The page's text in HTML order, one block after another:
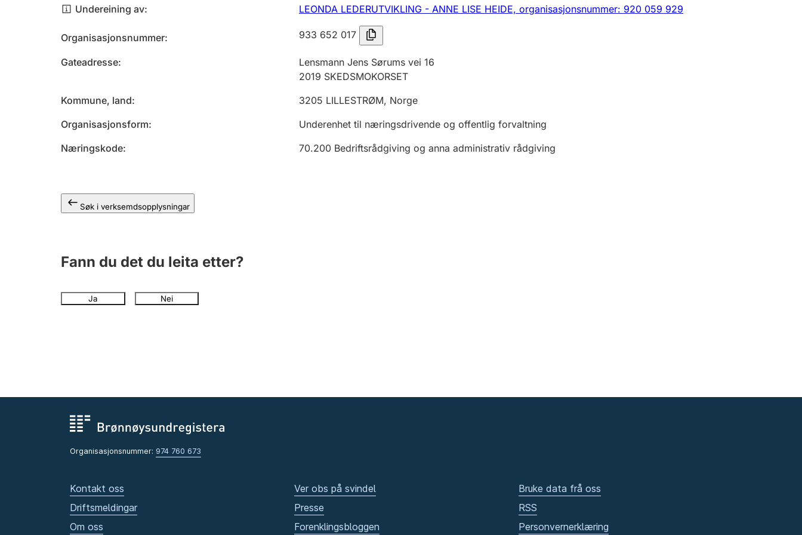
Undereining av LEONDA LEDERUTVIKLING - ANNE LISE HEIDE, organisasjonsnummer: 920 059 929
Organisasjonsnummer 933 652 017
Gateadresse
Lensmann Jens Sørums vei 16
2019 SKEDSMOKORSET
Kommune, land
3205 LILLESTRØM, Norge
Organisasjonsform
Underenhet til næringsdrivende og offentlig forvaltning
Næringskode
70.200 Bedriftsrådgiving og anna administrativ rådgiving
Søk i verksemdsopplysningar
Fann du det du leita etter?
Ja Nei
Organisasjonsnummer: 974 760 673
Kontakt oss
Driftsmeldingar
Om oss
Ver obs på svindel
Presse
Forenklingsbloggen
Bruke data frå oss
RSS
Personvernerklæring